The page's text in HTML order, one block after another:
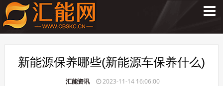
新能源保养哪些(新能源车保养什么)
汇能资讯 2023-11-14 16:06:00